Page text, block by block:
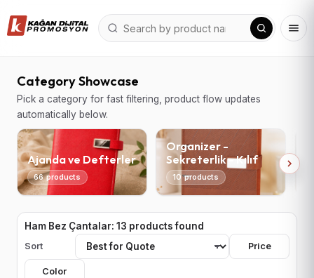
Category Showcase
Pick a category for fast filtering, product flow updates
automatically below.
Ajanda ve Defterler
66 products
Organizer -
Sekreterlik - Kılıf
10 products
Ham Bez Çantalar: 13 products found
Sort Price
Color